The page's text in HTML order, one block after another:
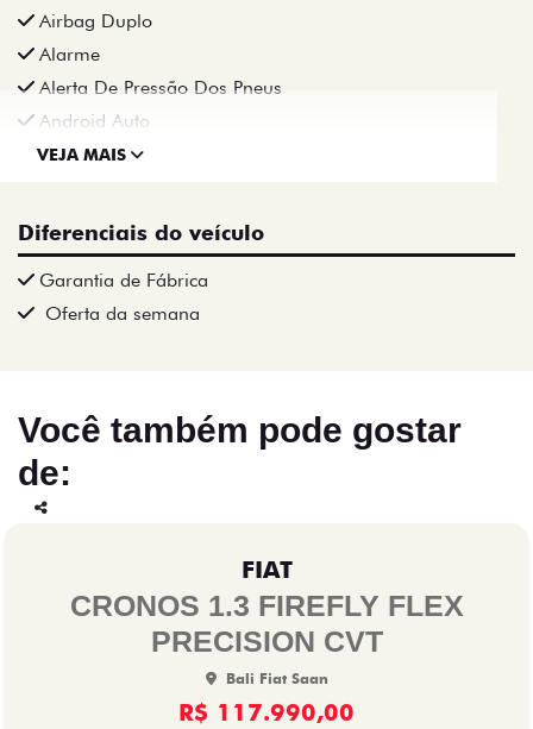
Airbag Duplo
Alarme
Alerta De Pressão Dos Pneus
Android Auto
VEJA MAIS
Diferenciais do veículo
Garantia de Fábrica
Oferta da semana
Você também pode gostar
de:
FIAT
CRONOS 1.3 FIREFLY FLEX
PRECISION CVT
Bali Fiat Saan
R$ 117.990,00